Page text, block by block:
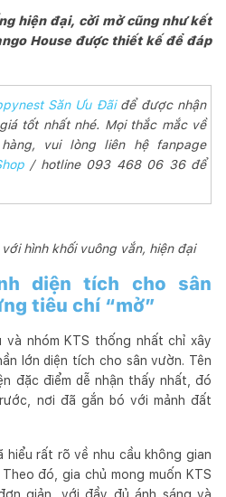
hiện đại, cởi mở cũng như kết
House được thiết kế để đáp
Săn Ưu Đãi để được nhận
tốt nhất nhé. Mọi thắc mắc về
vui lòng liên hệ fanpage
/ hotline 093 468 06 36 để
hình khối vuông vắn, hiện đại
diện tích cho sân
tiêu chí “mở”
và nhóm KTS thống nhất chỉ xây
lớn diện tích cho sân vườn. Tên
đặc điểm dễ nhận thấy nhất, đó
nơi đã gắn bó với mảnh đất
hiểu rất rõ về nhu cầu không gian
đó, gia chủ mong muốn KTS